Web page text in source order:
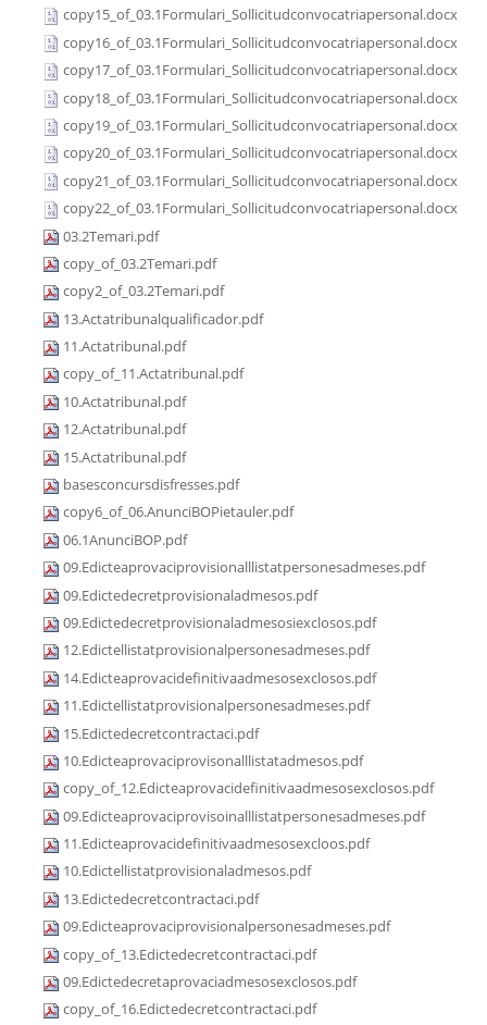
copy15_of_03.1Formulari_Sollicitudconvocatriapersonal.docx
copy16_of_03.1Formulari_Sollicitudconvocatriapersonal.docx
copy17_of_03.1Formulari_Sollicitudconvocatriapersonal.docx
copy18_of_03.1Formulari_Sollicitudconvocatriapersonal.docx
copy19_of_03.1Formulari_Sollicitudconvocatriapersonal.docx
copy20_of_03.1Formulari_Sollicitudconvocatriapersonal.docx
copy21_of_03.1Formulari_Sollicitudconvocatriapersonal.docx
copy22_of_03.1Formulari_Sollicitudconvocatriapersonal.docx
03.2Temari.pdf
copy_of_03.2Temari.pdf
copy2_of_03.2Temari.pdf
13.Actatribunalqualificador.pdf
11.Actatribunal.pdf
copy_of_11.Actatribunal.pdf
10.Actatribunal.pdf
12.Actatribunal.pdf
15.Actatribunal.pdf
basesconcursdisfresses.pdf
copy6_of_06.AnunciBOPietauler.pdf
06.1AnunciBOP.pdf
09.Edicteaprovaciprovisionalllistatpersonesadmeses.pdf
09.Edictedecretprovisionaladmesos.pdf
09.Edictedecretprovisionaladmesosiexclosos.pdf
12.Edictellistatprovisionalpersonesadmeses.pdf
14.Edicteaprovacidefinitivaadmesosexclosos.pdf
11.Edictellistatprovisionalpersonesadmeses.pdf
15.Edictedecretcontractaci.pdf
10.Edicteaprovaciprovisonalllistatadmesos.pdf
copy_of_12.Edicteaprovacidefinitivaadmesosexclosos.pdf
09.Edicteaprovaciprovisoinalllistatpersonesadmeses.pdf
11.Edicteaprovacidefinitivaadmesosexcloos.pdf
10.Edictellistatprovisionaladmesos.pdf
13.Edictedecretcontractaci.pdf
09.Edicteaprovaciprovisionalpersonesadmeses.pdf
copy_of_13.Edictedecretcontractaci.pdf
09.Edictedecretaprovaciadmesosexclosos.pdf
copy_of_16.Edictedecretcontractaci.pdf